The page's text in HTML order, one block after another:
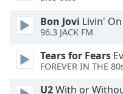
Area
Background
Color
Opacity
Bon Jovi Livin'
96.3 JACK FM
Tears for Fears
FOREVER IN THE
U2With or